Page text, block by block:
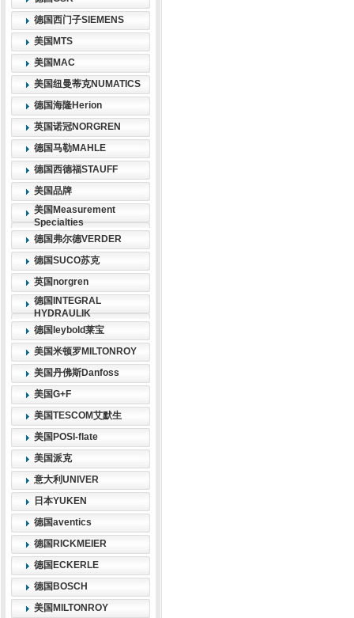
德国西门子SIEMENS
美国MTS
美国MAC
美国纽曼蒂克NUMATICS
德国海隆Herion
英国诺冠NORGREN
德国马勒MAHLE
德国西德福STAUFF
美国品牌
美国Measurement
Specialties
德国弗尔德VERDER
德国SUCO苏克
英国norgren
德国INTEGRAL
HYDRAULIK
德国leybold莱宝
美国米顿罗MILTONROY
美国丹佛斯Danfoss
美国G+F
美国TESCOM艾默生
美国POSI-flate
美国派克
意大利UNIVER
日本YUKEN
德国aventics
德国RICKMEIER
德国ECKERLE
德国BOSCH
美国MILTONROY